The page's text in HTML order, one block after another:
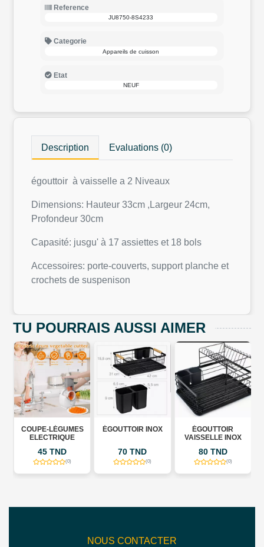
Reference
JU8750-8S4233
Categorie
Appareils de cuisson
Etat
NEUF
Description Evaluations (0)
égouttoir à vaisselle a 2 Niveaux
Dimensions: Hauteur 33cm ,Largeur 24cm,
Profondeur 30cm
Capasité: jusgu' à 17 assiettes et 18 bols
Accessoires: porte-couverts, support planche et
crochets de suspenison
TU POURRAIS AUSSI AIMER
COUPE-LÉGUMES
ELECTRIQUE
45 TND
(0)
ÉGOUTTOIR INOX
70 TND
(0)
ÉGOUTTOIR
VAISSELLE INOX
80 TND
(0)
NOUS CONTACTER